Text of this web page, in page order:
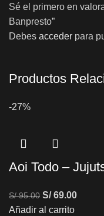
Sé el primero en
Banpresto”
Debes acceder para
Productos
-27%
Aoi Todo –
S/95.00 S/69.00
Añadir al carrito